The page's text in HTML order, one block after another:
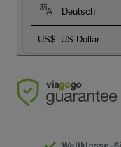
Deutsch
US$ US Dollar